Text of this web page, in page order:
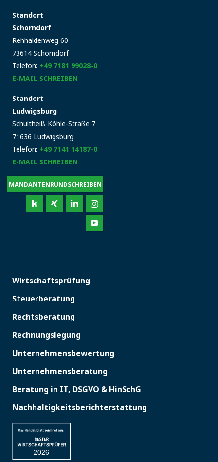
Standort
Schorndorf
Rehhaldenweg 60
73614 Schorndorf
Telefon: +49 7181 99028-0
E-MAIL SCHREIBEN
Standort
Ludwigsburg
Schultheiß-Köhle-Straße 7
71636 Ludwigsburg
Telefon: +49 7141 14187-0
E-MAIL SCHREIBEN
MANDANTENRUNDSCHREIBEN
Wirtschaftsprüfung
Steuerberatung
Rechtsberatung
Rechnungslegung
Unternehmensbewertung
Unternehmensberatung
Beratung in IT, DSGVO & HinSchG
Nachhaltigkeitsberichterstattung
2026